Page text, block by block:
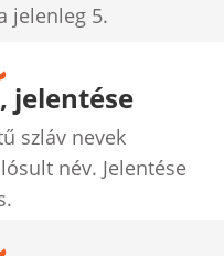
jelenleg 5.
jelentése
szláv nevek
név. Jelentése